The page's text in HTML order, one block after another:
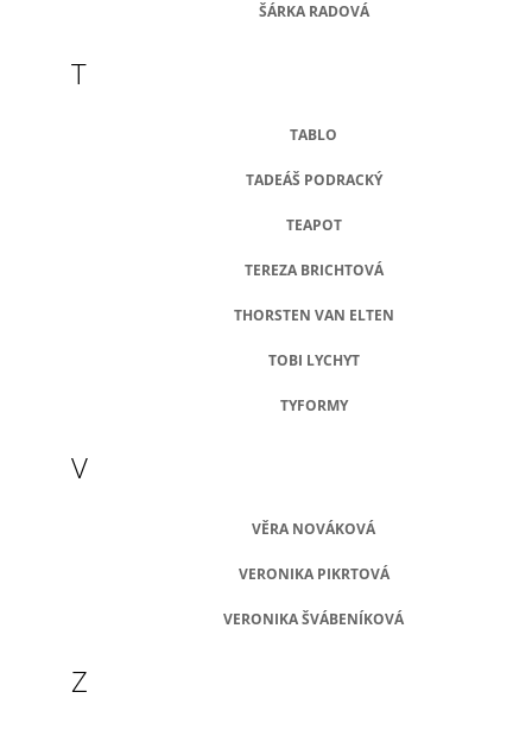
ŠÁRKA RADOVÁ
T
TABLO
TADEÁŠ PODRACKÝ
TEAPOT
TEREZA BRICHTOVÁ
THORSTEN VAN ELTEN
TOBI LYCHYT
TYFORMY
V
VĚRA NOVÁKOVÁ
VERONIKA PIKRTOVÁ
VERONIKA ŠVÁBENÍKOVÁ
Z